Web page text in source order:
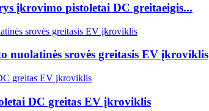
įkrovimo pistoletai DC greitaeigis...
nuolatinės srovės greitasis EV įkroviklis
DC greitas EV įkroviklis